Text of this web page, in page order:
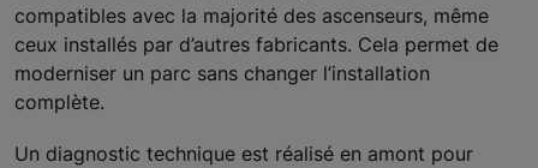
compatibles avec la majorité des ascenseurs, même
ceux installés par d’autres fabricants. Cela permet de
moderniser un parc sans changer l’installation
complète.
Un diagnostic technique est réalisé en amont pour